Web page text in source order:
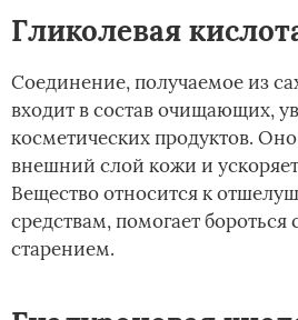
Гликолевая
Соединение, получаемое из
входит в состав очищающих,
косметических продуктов.
внешний слой кожи и
Вещество относится к
средствам, помогает
старением.